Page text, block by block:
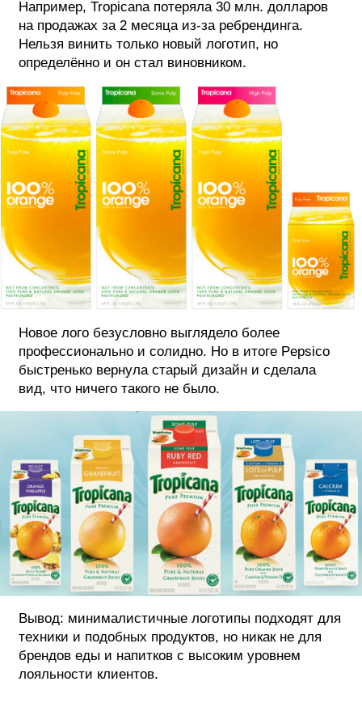
Например, Tropicana потеряла 30 млн. долларов
на продажах за 2 месяца из-за ребрендинга.
Нельзя винить только новый логотип, но
определённо и он стал виновником.
Новое лого безусловно выглядело более
профессионально и солидно. Но в итоге Pepsico
быстренько вернула старый дизайн и сделала
вид, что ничего такого не было.
Вывод: минималистичные логотипы подходят для
техники и подобных продуктов, но никак не для
брендов еды и напитков с высоким уровнем
лояльности клиентов.